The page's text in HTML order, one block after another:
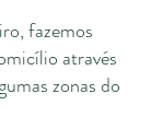
fazemos
através
zonas do